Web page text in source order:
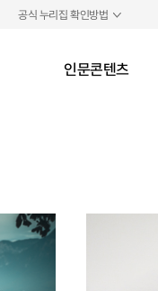
공식 누리집 확인방법
인문콘텐츠